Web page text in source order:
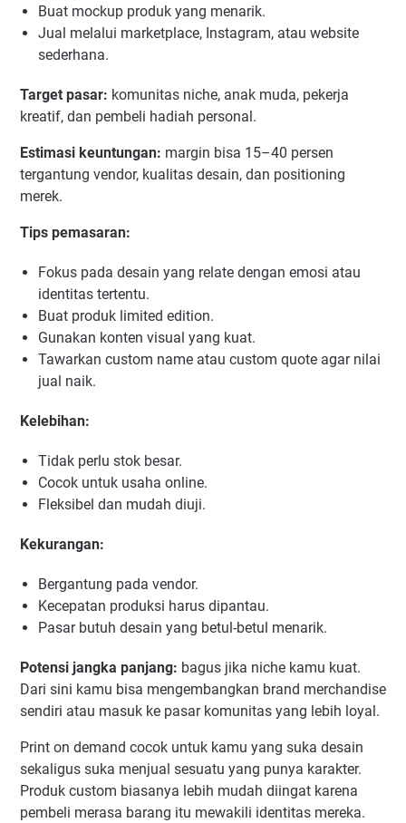
Buat mockup produk yang menarik.
Jual melalui marketplace, Instagram, atau website
sederhana.
Target pasar: komunitas niche, anak muda, pekerja
kreatif, dan pembeli hadiah personal.
Estimasi keuntungan: margin bisa 15–40 persen
tergantung vendor, kualitas desain, dan positioning
merek.
Tips pemasaran:
Fokus pada desain yang relate dengan emosi atau
identitas tertentu.
Buat produk limited edition.
Gunakan konten visual yang kuat.
Tawarkan custom name atau custom quote agar nilai
jual naik.
Kelebihan:
Tidak perlu stok besar.
Cocok untuk usaha online.
Fleksibel dan mudah diuji.
Kekurangan:
Bergantung pada vendor.
Kecepatan produksi harus dipantau.
Pasar butuh desain yang betul-betul menarik.
Potensi jangka panjang: bagus jika niche kamu kuat.
Dari sini kamu bisa mengembangkan brand merchandise
sendiri atau masuk ke pasar komunitas yang lebih loyal.
Print on demand cocok untuk kamu yang suka desain
sekaligus suka menjual sesuatu yang punya karakter.
Produk custom biasanya lebih mudah diingat karena
pembeli merasa barang itu mewakili identitas mereka.